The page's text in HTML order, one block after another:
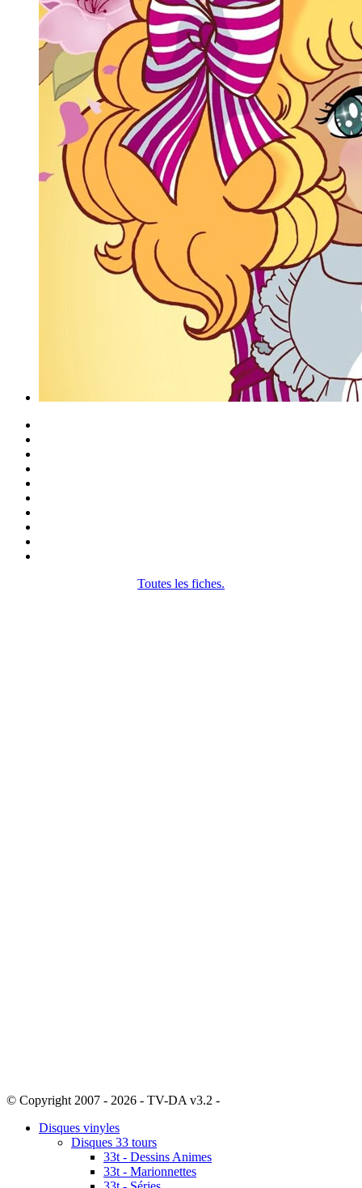
Toutes les fiches.
© Copyright 2007 - 2026 - TV-DA v3.2 -
Disques vinyles
Disques 33 tours
33t - Dessins Animes
33t - Marionnettes